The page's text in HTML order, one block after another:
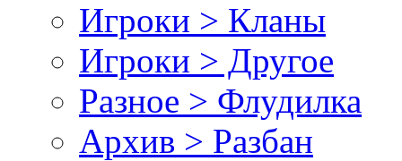
Игроки > Кланы
Игроки > Другое
Разное > Флудилка
Архив > Разбан